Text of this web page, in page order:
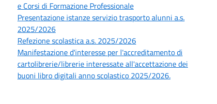
e Corsi di Formazione Professionale
Presentazione istanze servizio trasporto alunni a.s.
2025/2026
Refezione scolastica a.s. 2025/2026
Manifestazione d'interesse per l'accreditamento di
cartolibrerie/librerie interessate all'accettazione dei
buoni libro digitali anno scolastico 2025/2026.